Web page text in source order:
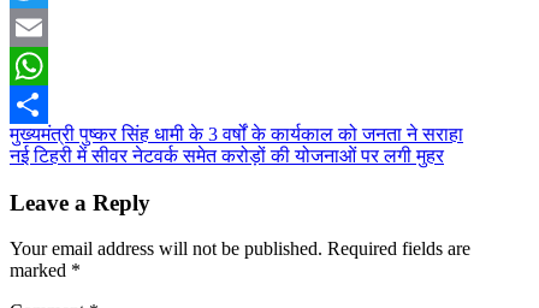
Twitter
Email
WhatsApp
Share
Post
navigation
मुख्यमंत्री पुष्कर सिंह धामी के 3 वर्षों के कार्यकाल को जनता ने सराहा
नई टिहरी में सीवर नेटवर्क समेत करोड़ों की योजनाओं पर लगी मुहर
Leave a Reply
Your email address will not be published. Required fields are
marked *